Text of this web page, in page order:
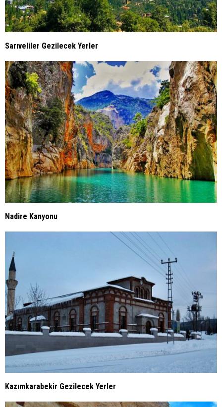
Sarıveliler Gezilecek Yerler
Nadire Kanyonu
Kazımkarabekir Gezilecek Yerler